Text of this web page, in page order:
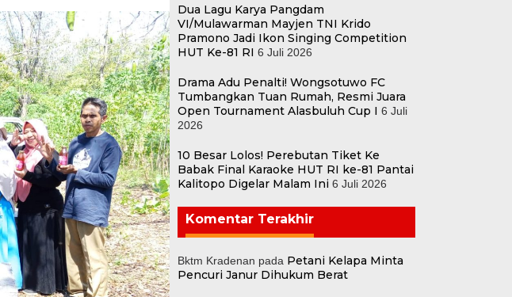
Dua Lagu Karya Pangdam
VI/Mulawarman Mayjen TNI Krido
Pramono Jadi Ikon Singing Competition
HUT Ke-81 RI 6 Juli 2026
Drama Adu Penalti! Wongsotuwo FC
Tumbangkan Tuan Rumah, Resmi Juara
Open Tournament Alasbuluh Cup I 6 Juli
2026
10 Besar Lolos! Perebutan Tiket Ke
Babak Final Karaoke HUT RI ke-81 Pantai
Kalitopo Digelar Malam Ini 6 Juli 2026
Komentar Terakhir
Bktm Kradenan pada Petani Kelapa Minta
Pencuri Janur Dihukum Berat